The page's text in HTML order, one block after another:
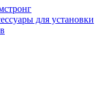
для установки